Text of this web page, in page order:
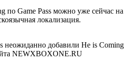
по Game Pass можно уже сейчас на
локализация.